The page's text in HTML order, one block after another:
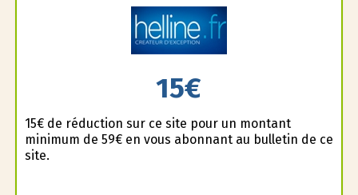
15€
15€ de réduction sur ce site pour un montant
minimum de 59€ en vous abonnant au bulletin de ce
site.